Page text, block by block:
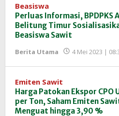
Beasiswa
Perluas Informasi, BPDPKS
Belitung Timur
Beasiswa Sawit
Berita Utama 4 Mei 2023 |
Emiten Sawit
Harga Patokan Ekspor CPO
per Ton, Saham Emiten
Menguat hingga 3,90 %